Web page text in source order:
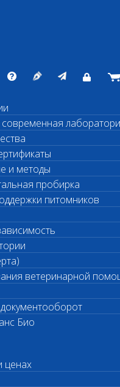
лаборатория
современная
и методы
пробирка
питомников
ветеринарной
Био
ценах